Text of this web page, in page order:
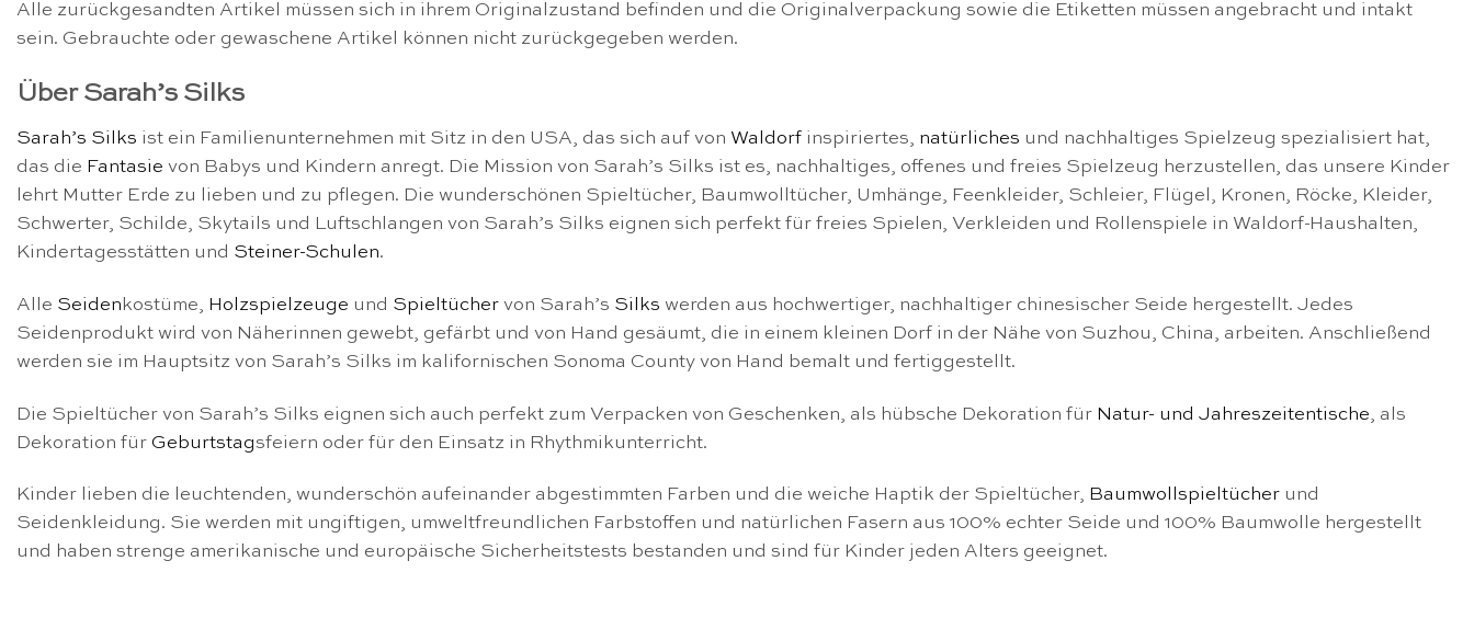
Alle zurückgesandten Artikel müssen sich in ihrem Originalzustand befinden und die Originalverpackung sowie die Etiketten müssen angebracht und intakt
sein. Gebrauchte oder gewaschene Artikel können nicht zurückgegeben werden.
Über Sarah’s Silks
Sarah’s Silks ist ein Familienunternehmen mit Sitz in den USA, das sich auf von Waldorf inspiriertes, natürliches und nachhaltiges Spielzeug spezialisiert hat,
das die Fantasie von Babys und Kindern anregt. Die Mission von Sarah’s Silks ist es, nachhaltiges, offenes und freies Spielzeug herzustellen, das unsere Kinder
lehrt Mutter Erde zu lieben und zu pflegen. Die wunderschönen Spieltücher, Baumwolltücher, Umhänge, Feenkleider, Schleier, Flügel, Kronen, Röcke, Kleider,
Schwerter, Schilde, Skytails und Luftschlangen von Sarah’s Silks eignen sich perfekt für freies Spielen, Verkleiden und Rollenspiele in Waldorf-Haushalten,
Kindertagesstätten und Steiner-Schulen.
Alle Seiden kostüme, Holzspielzeuge und Spieltücher von Sarah’s Silks werden aus hochwertiger, nachhaltiger chinesischer Seide hergestellt. Jedes
Seidenprodukt wird von Näherinnen gewebt, gefärbt und von Hand gesäumt, die in einem kleinen Dorf in der Nähe von Suzhou, China, arbeiten. Anschließend
werden sie im Hauptsitz von Sarah’s Silks im kalifornischen Sonoma County von Hand bemalt und fertiggestellt.
Die Spieltücher von Sarah’s Silks eignen sich auch perfekt zum Verpacken von Geschenken, als hübsche Dekoration für Natur- und Jahreszeitentische, als
Dekoration für Geburtstagsfeiern oder für den Einsatz in Rhythmikunterricht.
Kinder lieben die leuchtenden, wunderschön aufeinander abgestimmten Farben und die weiche Haptik der Spieltücher, Baumwollspieltücher und
Seidenkleidung. Sie werden mit ungiftigen, umweltfreundlichen Farbstoffen und natürlichen Fasern aus 100% echter Seide und 100% Baumwolle hergestellt
und haben strenge amerikanische und europäische Sicherheitstests bestanden und sind für Kinder jeden Alters geeignet.